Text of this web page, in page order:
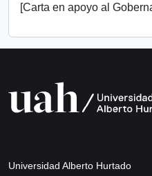
[Carta en apoyo al
Universidad Alberto Hurtado